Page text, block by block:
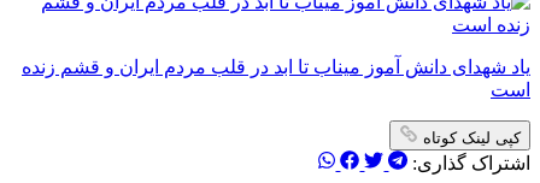
یاد شهدای دانش آموز میناب تا ابد در قلب مردم ایران و قشم زنده
است
کپی لینک کوتاه
اشتراک گذاری: